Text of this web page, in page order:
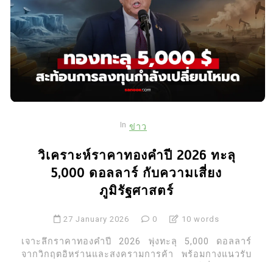
In ข่าว
วิเคราะห์ราคาทองคำปี 2026 ทะลุ
5,000 ดอลลาร์ กับความเสี่ยง
ภูมิรัฐศาสตร์
27 January 2026 0 10 words
เจาะลึกราคาทองคำปี 2026 พุ่งทะลุ 5,000 ดอลลาร์
จากวิกฤตอิหร่านและสงครามการค้า พร้อมกางแนวรับ